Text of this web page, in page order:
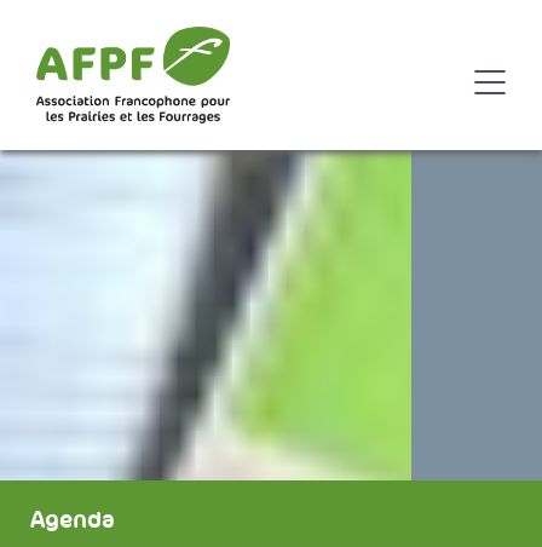
Agenda